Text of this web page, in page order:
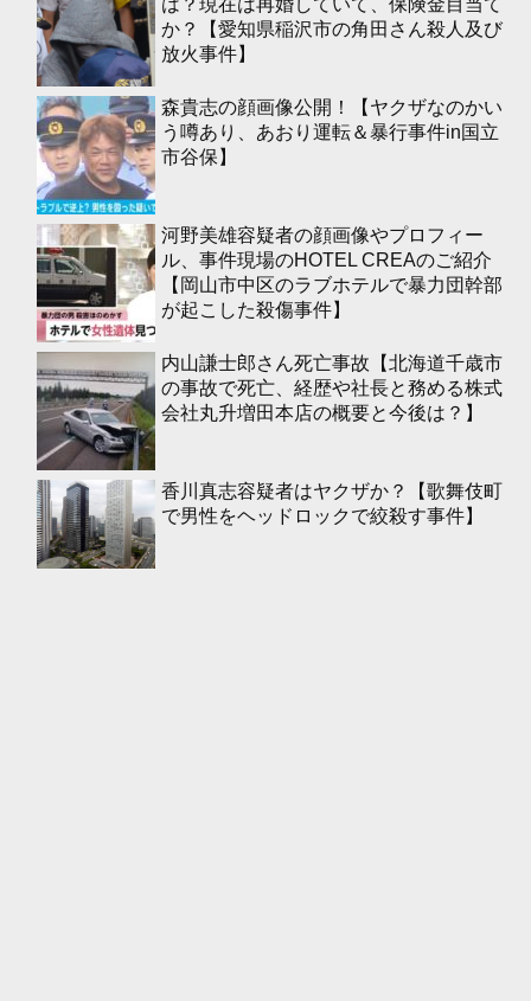
は？現在は再婚していて、保険金目当て
か？【愛知県稲沢市の角田さん殺人及び
放火事件】
森貴志の顔画像公開！【ヤクザなのかい
う噂あり、あおり運転＆暴行事件in国立
市谷保】
河野美雄容疑者の顔画像やプロフィー
ル、事件現場のHOTEL CREAのご紹介
【岡山市中区のラブホテルで暴力団幹部
が起こした殺傷事件】
内山謙士郎さん死亡事故【北海道千歳市
の事故で死亡、経歴や社長と務める株式
会社丸升増田本店の概要と今後は？】
香川真志容疑者はヤクザか？【歌舞伎町
で男性をヘッドロックで絞殺す事件】